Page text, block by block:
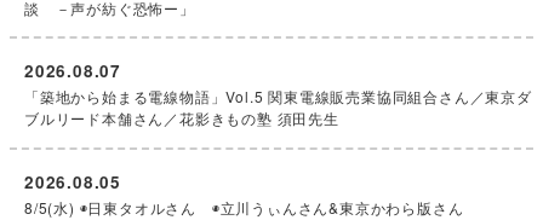
談 －声が紡ぐ恐怖ー」
「築地から始まる電線物語」Vol.5 関東電線販売業協同組合さん／東京ダ
ブルリード本舗さん／花影きもの塾 須田先生
2026.08.07
8/5(水) ◉日東タオルさん ◉立川うぃんさん&東京かわら版さん
2026.08.05